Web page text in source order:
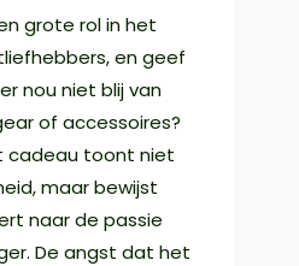
grote rol in het
en geef
nou niet blij van
of accessoires?
cadeau toont niet
maar bewijst
naar de passie
De angst dat het